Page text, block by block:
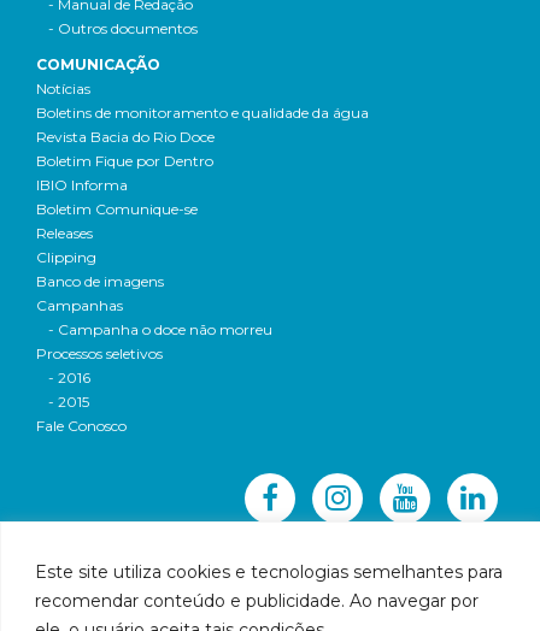
Este site utiliza cookies e tecnologias semelhantes para
recomendar conteúdo e publicidade. Ao navegar por
- Manual de Redação
- Outros documentos
COMUNICAÇÃO
Notícias
Boletins de monitoramento e qualidade da água
Revista Bacia do Rio Doce
Boletim Fique por Dentro
IBIO Informa
Boletim Comunique-se
Releases
Clipping
Banco de imagens
Campanhas
- Campanha o doce não morreu
Processos seletivos
- 2016
- 2015
Fale Conosco
© 2016 CBH-Doce - Todos os direitos reservados